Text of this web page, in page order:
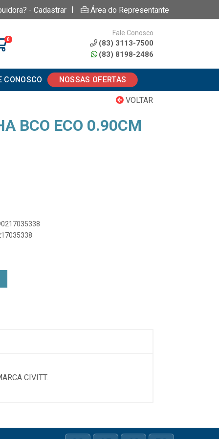
- Cadastrar | Área do Representante
0
Fale Conosco
(83) 3113-7500
(83) 8198-2486
CONOSCO NOSSAS OFERTAS
VOLTAR
BCO ECO 0.90CM
CIVITT.